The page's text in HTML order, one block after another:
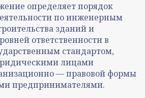
определяет порядок
по инженерным
зданий и
ответственности в
стандартом,
лицами
— правовой формы
предпринимателями.